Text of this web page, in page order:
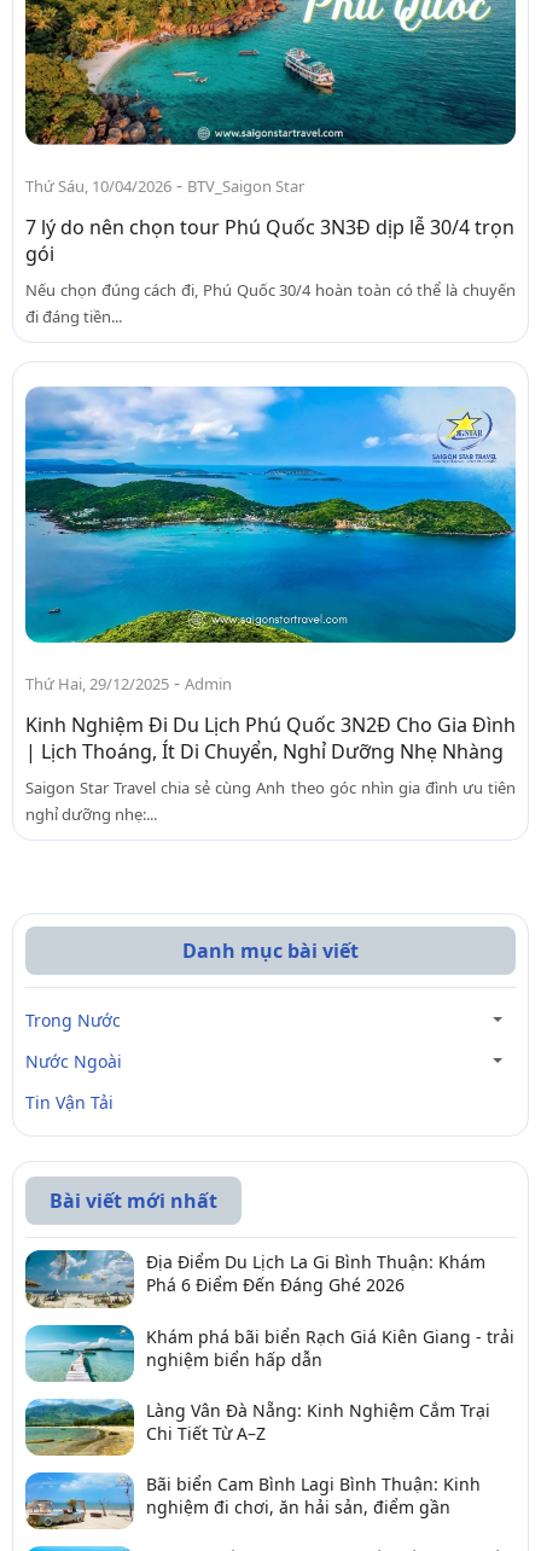
Thứ Sáu, 10/04/2026 - BTV_Saigon Star
7 lý do nên chọn tour Phú Quốc 3N3Đ dịp lễ 30/4 trọn
gói
Nếu chọn đúng cách đi, Phú Quốc 30/4 hoàn toàn có thể là chuyến
đi đáng tiền...
Thứ Hai, 29/12/2025 - Admin
Kinh Nghiệm Đi Du Lịch Phú Quốc 3N2Đ Cho Gia Đình
| Lịch Thoáng, Ít Di Chuyển, Nghỉ Dưỡng Nhẹ Nhàng
Saigon Star Travel chia sẻ cùng Anh theo góc nhìn gia đình ưu tiên
nghỉ dưỡng nhẹ:...
Danh mục bài viết
Trong Nước
Nước Ngoài
Tin Vận Tải
Bài viết mới nhất
Địa Điểm Du Lịch La Gi Bình Thuận: Khám
Phá 6 Điểm Đến Đáng Ghé 2026
Khám phá bãi biển Rạch Giá Kiên Giang - trải
nghiệm biển hấp dẫn
Làng Vân Đà Nẵng: Kinh Nghiệm Cắm Trại
Chi Tiết Từ A–Z
Bãi biển Cam Bình Lagi Bình Thuận: Kinh
nghiệm đi chơi, ăn hải sản, điểm gần